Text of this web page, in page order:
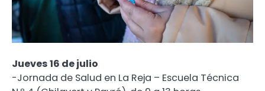
Jueves 16 de julio
-Jornada de Salud en La Reja – Escuela Técnica